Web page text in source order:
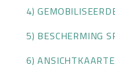
LID WORDEN
CONTACT
4)
5) BESCHERMING
6)